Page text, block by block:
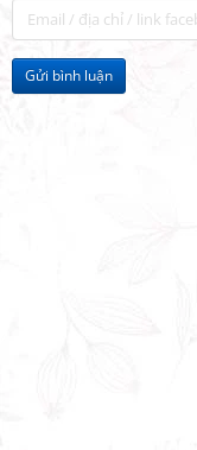
Gửi bình luận